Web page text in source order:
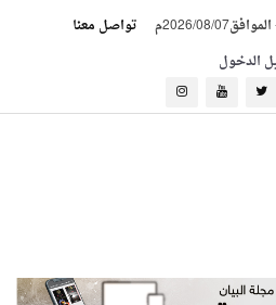
الموافق2026/08/07م
تواصل معنا
الدخول